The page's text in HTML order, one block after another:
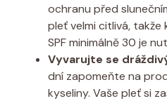
ochranu před‌
pleť⁤ velmi citlivá, takže
SPF minimálně 30 ‍je
Vyvarujte‍ se‌
dní zapomeňte na
kyseliny. Vaše pleť​ si​